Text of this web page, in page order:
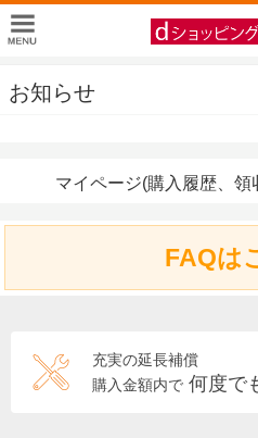
お知らせ
マイページ(購入履歴、領
FAQは
充実の延長補償
購入金額内で 何度で